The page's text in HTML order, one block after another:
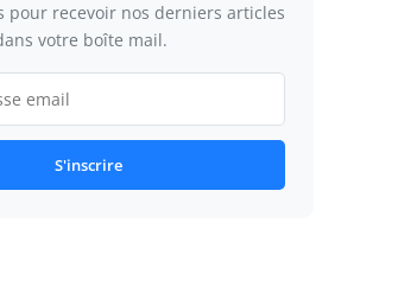
pour recevoir nos derniers articles
votre boîte mail.
S'inscrire